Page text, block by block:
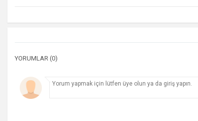
YORUMLAR (0)